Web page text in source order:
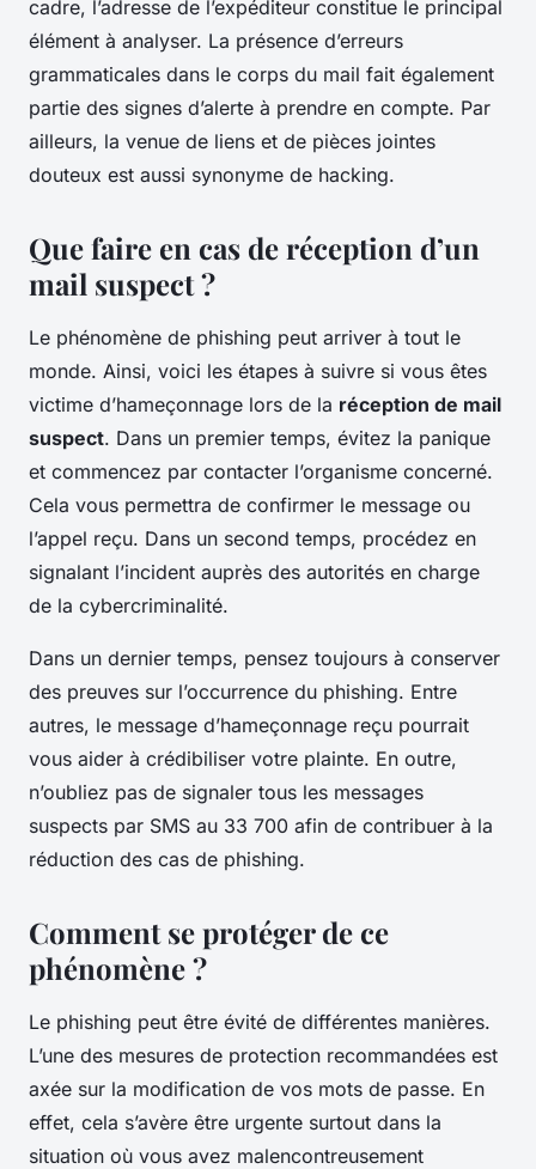
cadre, l’adresse de l’expéditeur constitue le principal
élément à analyser. La présence d’erreurs
grammaticales dans le corps du mail fait également
partie des signes d’alerte à prendre en compte. Par
ailleurs, la venue de liens et de pièces jointes
douteux est aussi synonyme de hacking.
Que faire en cas de réception d’un
mail suspect ?
Le phénomène de phishing peut arriver à tout le
monde. Ainsi, voici les étapes à suivre si vous êtes
victime d’hameçonnage lors de la réception de mail
suspect. Dans un premier temps, évitez la panique
et commencez par contacter l’organisme concerné.
Cela vous permettra de confirmer le message ou
l’appel reçu. Dans un second temps, procédez en
signalant l’incident auprès des autorités en charge
de la cybercriminalité.
Dans un dernier temps, pensez toujours à conserver
des preuves sur l’occurrence du phishing. Entre
autres, le message d’hameçonnage reçu pourrait
vous aider à crédibiliser votre plainte. En outre,
n’oubliez pas de signaler tous les messages
suspects par SMS au 33 700 afin de contribuer à la
réduction des cas de phishing.
Comment se protéger de ce
phénomène ?
Le phishing peut être évité de différentes manières.
L’une des mesures de protection recommandées est
axée sur la modification de vos mots de passe. En
effet, cela s’avère être urgente surtout dans la
situation où vous avez malencontreusement